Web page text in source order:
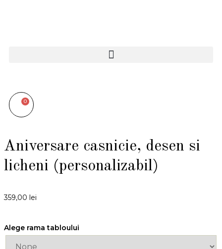
0
Aniversare casnicie, desen si
licheni (personalizabil)
359,00 lei
Alege rama tabloului